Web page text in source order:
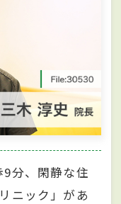
分、閑静な住
ニック」があ